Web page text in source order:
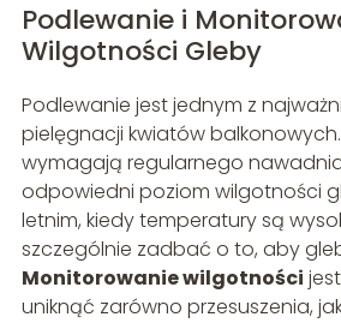
Podlewanie i
Wilgotności Gleby
Podlewanie jest jednym z
pielęgnacji kwiatów
wymagają regularnego
odpowiedni poziom wilgotności
letnim, kiedy temperatury są
szczególnie zadbać o to, aby
Monitorowanie wilgotności
uniknąć zarówno przesuszenia,